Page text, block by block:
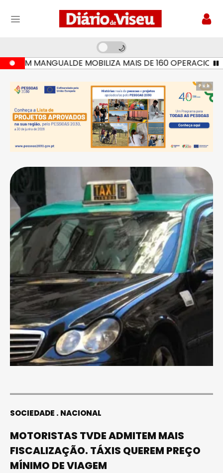
MANGUALDE MOBILIZA MAIS DE 160 OPERACIONAIS E
Pub
SOCIEDADE NACIONAL
MOTORISTAS TVDE ADMITEM MAIS
FISCALIZAÇÃO. TÁXIS QUEREM PREÇO
MÍNIMO DE VIAGEM